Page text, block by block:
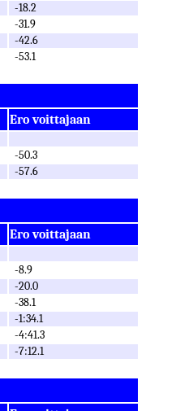
-18.2
-31.9
-42.6
-53.1
Ero voittajaan
-50.3
-57.6
Ero voittajaan
-8.9
-20.0
-38.1
-1:34.1
-4:41.3
-7:12.1